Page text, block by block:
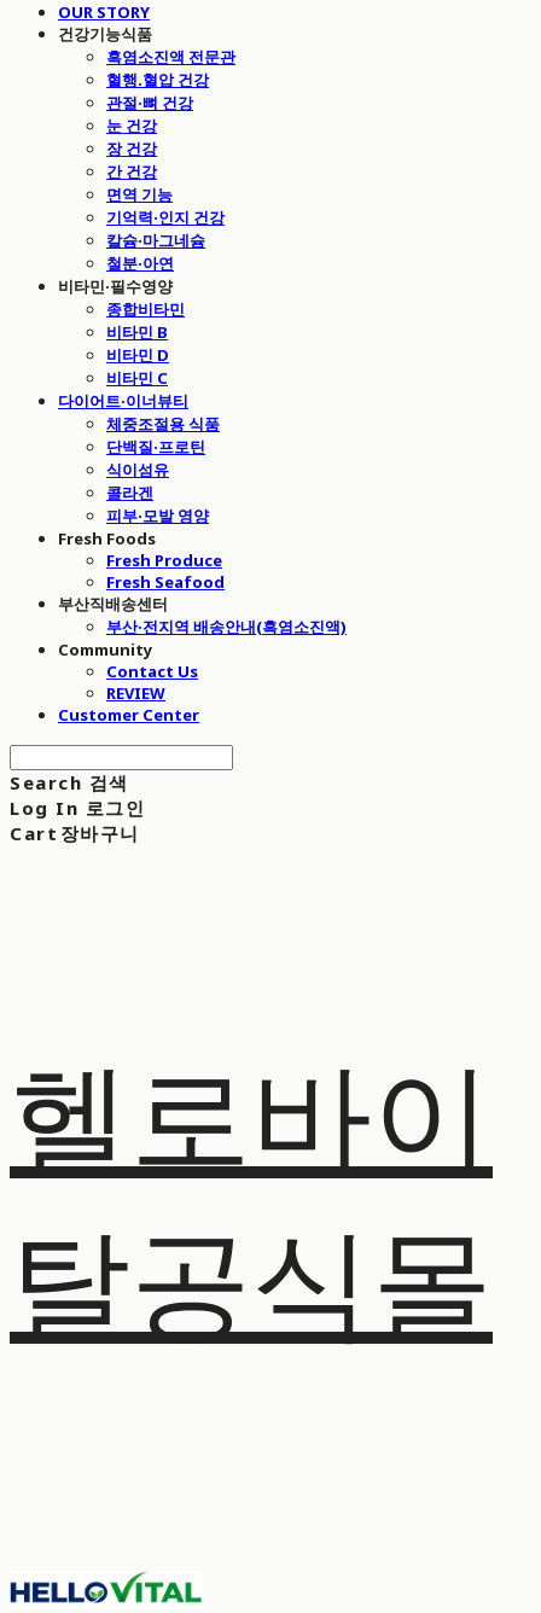
OUR STORY
건강기능식품
흑염소진액 전문관
혈행.혈압 건강
관절·뼈 건강
눈 건강
장 건강
간 건강
면역 기능
기억력·인지 건강
칼슘·마그네슘
철분·아연
비타민·필수영양
종합비타민
비타민 B
비타민 D
비타민 C
다이어트·이너뷰티
체중조절용 식품
단백질·프로틴
식이섬유
콜라겐
피부·모발 영양
Fresh Foods
Fresh Produce
Fresh Seafood
부산직배송센터
부산·전지역 배송안내(흑염소진액)
Community
Contact Us
REVIEW
Customer Center
Search 검색
Log In 로그인
Cart 장바구니
헬로바이
탈공식몰